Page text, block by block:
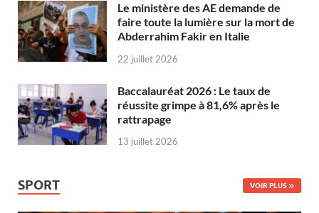
Le ministère des AE demande de
faire toute la lumière sur la mort de
Abderrahim Fakir en Italie
22 juillet 2026
Baccalauréat 2026 : Le taux de
réussite grimpe à 81,6% après le
rattrapage
13 juillet 2026
SPORT VOIR PLUS